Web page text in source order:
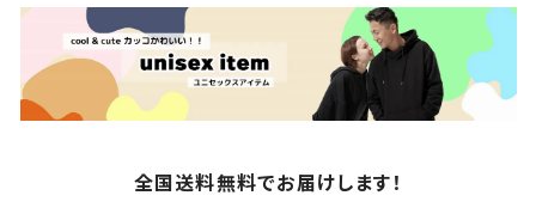
全国送料無料でお届けします！